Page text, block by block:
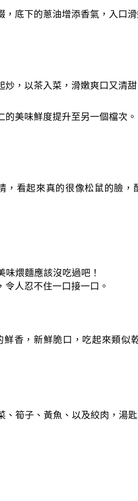
底下的蔥油增添香氣，入口
，以茶入菜，滑嫩爽口又清甜
美味鮮度提升至另一個檔次。
看起來真的很像松鼠的臉
煨麵應該沒吃過吧！
人忍不住一口接一口。
香，新鮮脆口，吃起來類似
筍子、黃魚、以及絞肉，湯